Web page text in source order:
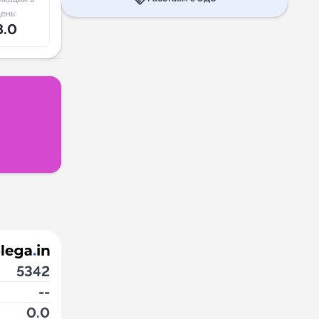
5342
--
0.0